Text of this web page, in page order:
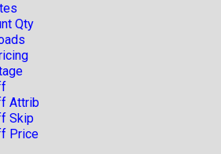
Qty
Attrib
Skip
Price